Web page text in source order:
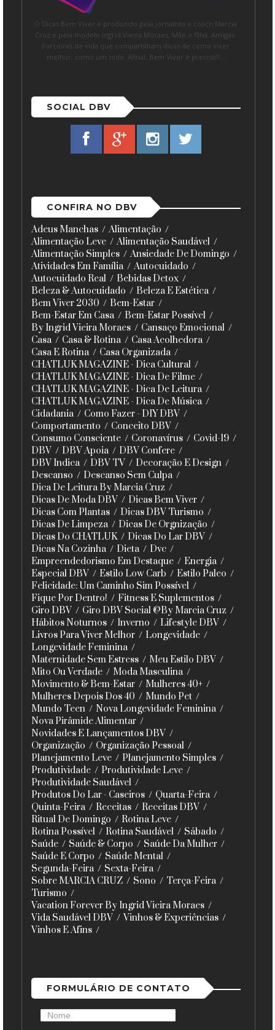
O Dicas Bem Viver é produzido pela jornalista e coach Marcia
Cruz e pela modelo Ingrid Vieira Moraes. Mãe e filha. Amigas.
Parceiras de vida que compartilham dicas de como viver
melhor, como um todo. Afinal, Bem Viver é preciso!!...
SOCIAL DBV
CONFIRA NO DBV
Adeus Manchas
Alimentação
Alimentação Leve
Alimentação Saudável
Alimentação Simples
Ansiedade De Domingo
Atividades Em Família
Autocuidado
Autocuidado Real
Bebidas Detox
Beleza & Autocuidado
Beleza E Estética
Bem Viver 2030
Bem-Estar
Bem-Estar Em Casa
Bem-Estar Possível
By Ingrid Vieira Moraes
Cansaço Emocional
Casa
Casa & Rotina
Casa Acolhedora
Casa E Rotina
Casa Organizada
CHATLUK MAGAZINE - Dica Cultural
CHATLUK MAGAZINE - Dica De Filme
CHATLUK MAGAZINE - Dica De Leitura
CHATLUK MAGAZINE - Dica De Música
Cidadania
Como Fazer - DIY DBV
Comportamento
Conceito DBV
Consumo Consciente
Coronavírus
Covid-19
DBV
DBV Apoia
DBV Confere
DBV Indica
DBV TV
Decoração E Design
Descanso
Descanso Sem Culpa
Dica De Leitura By Marcia Cruz
Dicas De Moda DBV
Dicas Bem Viver
Dicas Com Plantas
Dicas DBV Turismo
Dicas De Limpeza
Dicas De Orgnização
Dicas Do CHATLUK
Dicas Do Lar DBV
Dicas Na Cozinha
Dieta
Dvc
Empreendedorismo Em Destaque
Energia
Especial DBV
Estilo Low Carb
Estilo Paleo
Felicidade: Um Caminho Sim Possível
Fique Por Dentro!
Fitness E Suplementos
Giro DBV
Giro DBV Social @By Marcia Cruz
Hábitos Noturnos
Inverno
Lifestyle DBV
Livros Para Viver Melhor
Longevidade
Longevidade Feminina
Maternidade Sem Estress
Meu Estilo DBV
Mito Ou Verdade
Moda Masculina
Movimento & Bem-Estar
Mulheres 40+
Mulheres Depois Dos 40
Mundo Pet
Mundo Teen
Nova Longevidade Feminina
Nova Pirâmide Alimentar
Novidades E Lançamentos DBV
Organização
Organização Pessoal
Planejamento Leve
Planejamento Simples
Produtividade
Produtividade Leve
Produtividade Saudável
Produtos Do Lar - Caseiros
Quarta-Feira
Quinta-Feira
Receitas
Receitas DBV
Ritual De Domingo
Rotina Leve
Rotina Possível
Rotina Saudável
Sábado
Saúde
Saúde & Corpo
Saúde Da Mulher
Saúde E Corpo
Saúde Mental
Segunda-Feira
Sexta-Feira
Sobre MARCIA CRUZ
Sono
Terça-Feira
Turismo
Vacation Forever By Ingrid Vieira Moraes
Vida Saudável DBV
Vinhos & Experiências
Vinhos E Afins
FORMULÁRIO DE CONTATO